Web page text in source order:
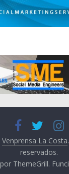
Venprensa La Costa
reservados.
por ThemeGrill.